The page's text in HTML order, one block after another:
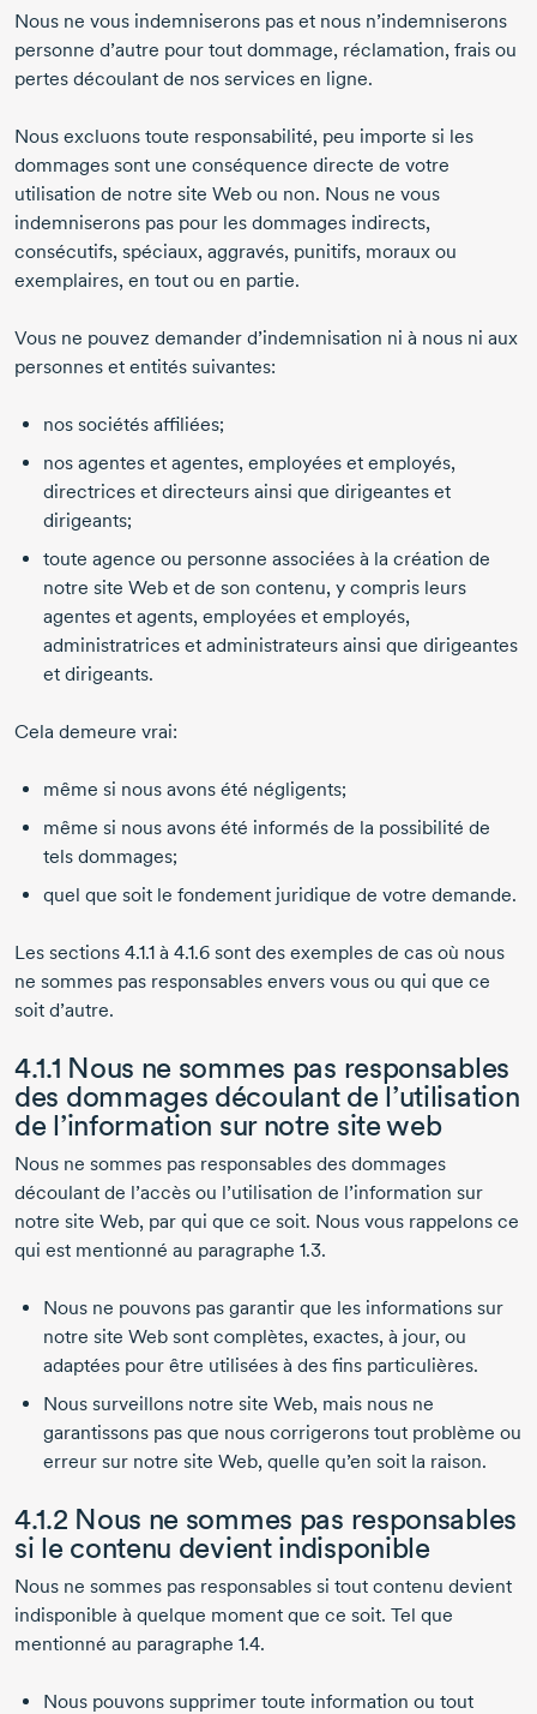
Nous ne vous indemniserons pas et nous n’indemniserons
personne d’autre pour tout dommage, réclamation, frais ou
pertes découlant de nos services en ligne.
Nous excluons toute responsabilité, peu importe si les
dommages sont une conséquence directe de votre
utilisation de notre site Web ou non. Nous ne vous
indemniserons pas pour les dommages indirects,
consécutifs, spéciaux, aggravés, punitifs, moraux ou
exemplaires, en tout ou en partie.
Vous ne pouvez demander d’indemnisation ni à nous ni aux
personnes et entités suivantes:
nos sociétés affiliées;
nos agentes et agentes, employées et employés,
directrices et directeurs ainsi que dirigeantes et
dirigeants;
toute agence ou personne associées à la création de
notre site Web et de son contenu, y compris leurs
agentes et agents, employées et employés,
administratrices et administrateurs ainsi que dirigeantes
et dirigeants.
Cela demeure vrai:
même si nous avons été négligents;
même si nous avons été informés de la possibilité de
tels dommages;
quel que soit le fondement juridique de votre demande.
Les sections 4.1.1 à 4.1.6 sont des exemples de cas où nous
ne sommes pas responsables envers vous ou qui que ce
soit d’autre.
4.1.1 Nous ne sommes pas responsables
des dommages découlant de l’utilisation
de l’information sur notre site web
Nous ne sommes pas responsables des dommages
découlant de l’accès ou l’utilisation de l’information sur
notre site Web, par qui que ce soit. Nous vous rappelons ce
qui est mentionné au paragraphe 1.3.
Nous ne pouvons pas garantir que les informations sur
notre site Web sont complètes, exactes, à jour, ou
adaptées pour être utilisées à des fins particulières.
Nous surveillons notre site Web, mais nous ne
garantissons pas que nous corrigerons tout problème ou
erreur sur notre site Web, quelle qu’en soit la raison.
4.1.2 Nous ne sommes pas responsables
si le contenu devient indisponible
Nous ne sommes pas responsables si tout contenu devient
indisponible à quelque moment que ce soit. Tel que
mentionné au paragraphe 1.4.
Nous pouvons supprimer toute information ou tout